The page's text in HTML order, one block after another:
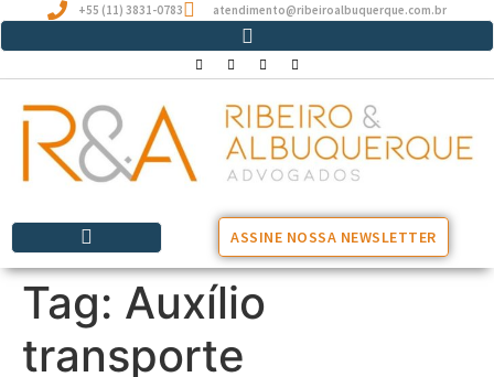
+55 (11) 3831-0783 atendimento@ribeiroalbuquerque.com.br
ASSINE NOSSA NEWSLETTER
Tag: Auxílio
transporte